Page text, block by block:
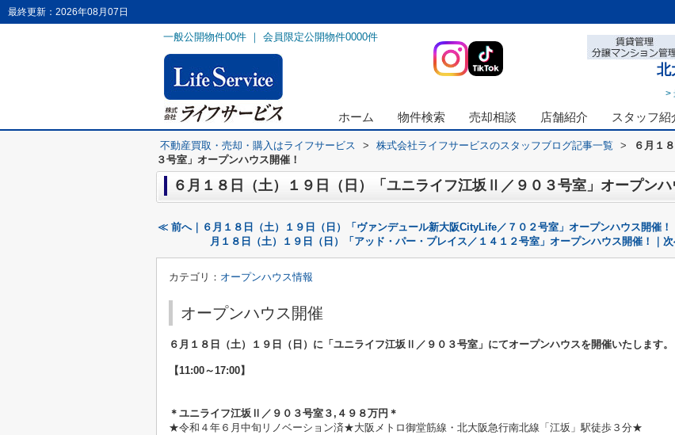
最終更新：2026年08月07日
一般公開物件00件 ｜ 会員限定公開物件0000件
北
>
ホーム 物件検索 売却相談 店舗紹介 スタッフ紹
不動産買取・売却・購入はライフサービス > 株式会社ライフサービスのスタッフブログ記事一覧 >
６月１
３号室」オープンハウス開催！
６月１８日（土）１９日（日）「ユニライフ江坂Ⅱ／９０３号室」オープンハ
≪ 前へ｜６月１８日（土）１９日（日）「ヴァンデュール新大阪CityLife／７０２号室」オープンハウス開催！
月１８日（土）１９日（日）「アッド・パー・プレイス／１４１２号室」オープンハウス開催！｜
カテゴリ： オープンハウス情報
オープンハウス開催
６月１８日（土）１９日（日）に 「ユニライフ江坂Ⅱ／９０３号室」 にてオープンハウスを開催いたします。
【11:00～17:00】
＊ユニライフ江坂Ⅱ／９０３号室３ ,４９８万円 ＊
★令和４年６月中旬リノベーション済★大阪メトロ御堂筋線・北大阪急行南北線「江坂」駅徒歩３分★